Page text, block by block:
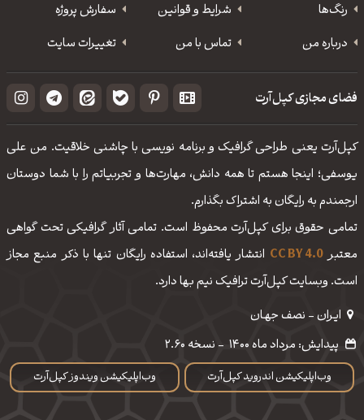
رنگ‌ها
شرایط و قوانین
سفارش پروژه
درباره من
تماس با من تغییرات سایت
فضای مجازی کپل‌آرت
کپل‌آرت یعنی طراحی گرافیک و برنامه نویسی با چاشنی خلاقیت. من علی
یوسفی؛ اینجا هستم تا همه دانش، مهارت‌‌ها و تجربیاتم را با شما دوستان
ارجمندم به رایگان به اشتراک بگذارم.
تمامی حقوق برای کپل‌آرت محفوظ است. تمامی آثار گرافیکی تحت گواهی
معتبرCC BY 4.0 انتشار یافته‌اند، استفاده رایگان تنها با ذکر منبع مجاز
است. وبسایت کپل‌آرت ترافیک نیم بها دارد.
ایـران - نصف جهـان
وب‌اپلیکیشن اندروید کپل‌آرت وب‌اپلیکیشن ویندوز کپل‌آرت
پیدایش: مرداد ماه 1400 - نسخه 2.60